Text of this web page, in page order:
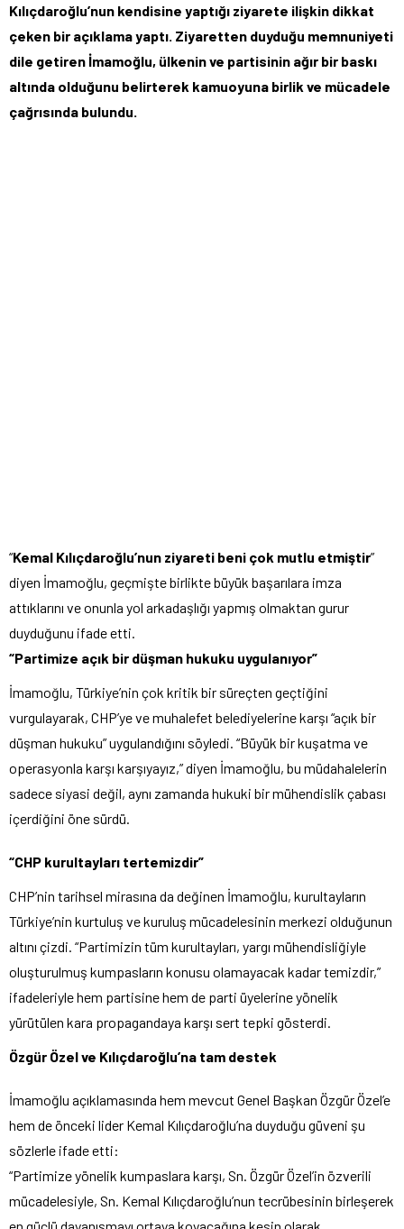
Kılıçdaroğlu’nun kendisine yaptığı ziyarete ilişkin dikkat
çeken bir açıklama yaptı. Ziyaretten duyduğu memnuniyeti
dile getiren İmamoğlu, ülkenin ve partisinin ağır bir baskı
altında olduğunu belirterek kamuoyuna birlik ve mücadele
çağrısında bulundu.
“Kemal Kılıçdaroğlu’nun ziyareti beni çok mutlu etmiştir”
diyen İmamoğlu, geçmişte birlikte büyük başarılara imza
attıklarını ve onunla yol arkadaşlığı yapmış olmaktan gurur
duyduğunu ifade etti.
“Partimize açık bir düşman hukuku uygulanıyor”
İmamoğlu, Türkiye’nin çok kritik bir süreçten geçtiğini
vurgulayarak, CHP’ye ve muhalefet belediyelerine karşı “açık bir
düşman hukuku” uygulandığını söyledi. “Büyük bir kuşatma ve
operasyonla karşı karşıyayız,” diyen İmamoğlu, bu müdahalelerin
sadece siyasi değil, aynı zamanda hukuki bir mühendislik çabası
içerdiğini öne sürdü.
“CHP kurultayları tertemizdir”
CHP’nin tarihsel mirasına da değinen İmamoğlu, kurultayların
Türkiye’nin kurtuluş ve kuruluş mücadelesinin merkezi olduğunun
altını çizdi. “Partimizin tüm kurultayları, yargı mühendisliğiyle
oluşturulmuş kumpasların konusu olamayacak kadar temizdir,”
ifadeleriyle hem partisine hem de parti üyelerine yönelik
yürütülen kara propagandaya karşı sert tepki gösterdi.
Özgür Özel ve Kılıçdaroğlu’na tam destek
İmamoğlu açıklamasında hem mevcut Genel Başkan Özgür Özel’e
hem de önceki lider Kemal Kılıçdaroğlu’na duyduğu güveni şu
sözlerle ifade etti:
“Partimize yönelik kumpaslara karşı, Sn. Özgür Özel’in özverili
mücadelesiyle, Sn. Kemal Kılıçdaroğlu’nun tecrübesinin birleşerek